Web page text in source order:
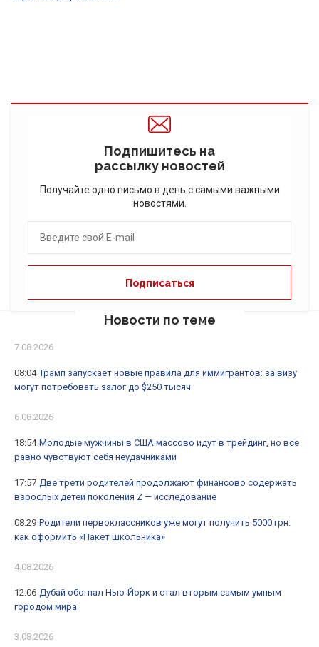
Подпишитесь на
рассылку новостей
Получайте одно письмо в день с самыми важными
новостями.
Новости по теме
7.08.2026
08:04 Трамп запускает новые правила для иммигрантов: за визу
могут потребовать залог до $250 тысяч
6.08.2026
18:54 Молодые мужчины в США массово идут в трейдинг, но все
равно чувствуют себя неудачниками
17:57 Две трети родителей продолжают финансово содержать
взрослых детей поколения Z — исследование
08:29 Родители первоклассников уже могут получить 5000 грн:
как оформить «Пакет школьника»
4.08.2026
12:06 Дубай обогнал Нью-Йорк и стал вторым самым умным
городом мира
3.08.2026